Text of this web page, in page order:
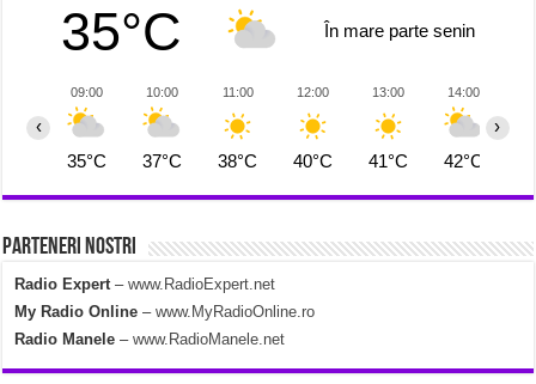
35°C În mare parte senin
09:00
35°C
10:00
37°C
11:00
38°C
12:00
40°C
13:00
41°C
14:00
42°C
‹ ›
Parteneri Nostri
Radio Expert –www.RadioExpert.net
My Radio Online –www.MyRadioOnline.ro
Radio Manele–www.RadioManele.net